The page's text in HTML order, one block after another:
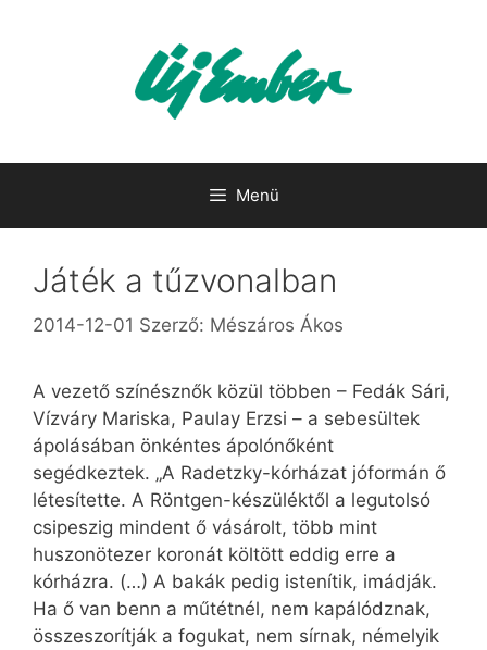
Menü
Játék a tűzvonalban
2014-12-01 Szerző: Mészáros Ákos
A vezető színésznők közül többen – Fedák Sári,
Vízváry Mariska, Paulay Erzsi – a sebesültek
ápolásában önkéntes ápolónőként
segédkeztek. „A Radetzky-kórházat jóformán ő
létesítette. A Röntgen-készüléktől a legutolsó
csipeszig mindent ő vásárolt, több mint
huszonötezer koronát költött eddig erre a
kórházra. (…) A bakák pedig istenítik, imádják.
Ha ő van benn a műtétnél, nem kapálódznak,
összeszorítják a fogukat, nem sírnak, némelyik